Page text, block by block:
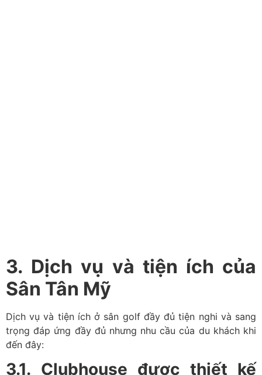
3. Dịch vụ và tiện ích của
Sân Tân Mỹ
Dịch vụ và tiện ích ở sân golf đầy đủ tiện nghi và sang
trọng đáp ứng đầy đủ nhưng nhu cầu của du khách khi
đến đây:
3.1. Clubhouse được thiết kế